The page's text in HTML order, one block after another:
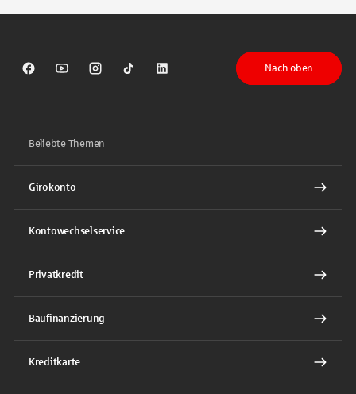
Sparkasse auf Facebook
Sparkasse auf Youtube
Sparkasse auf Instagram
Sparkasse auf TikTok
Sparkasse auf LinkedIn
Nach oben
Beliebte Themen
Girokonto
Kontowechselservice
Privatkredit
Baufinanzierung
Kreditkarte